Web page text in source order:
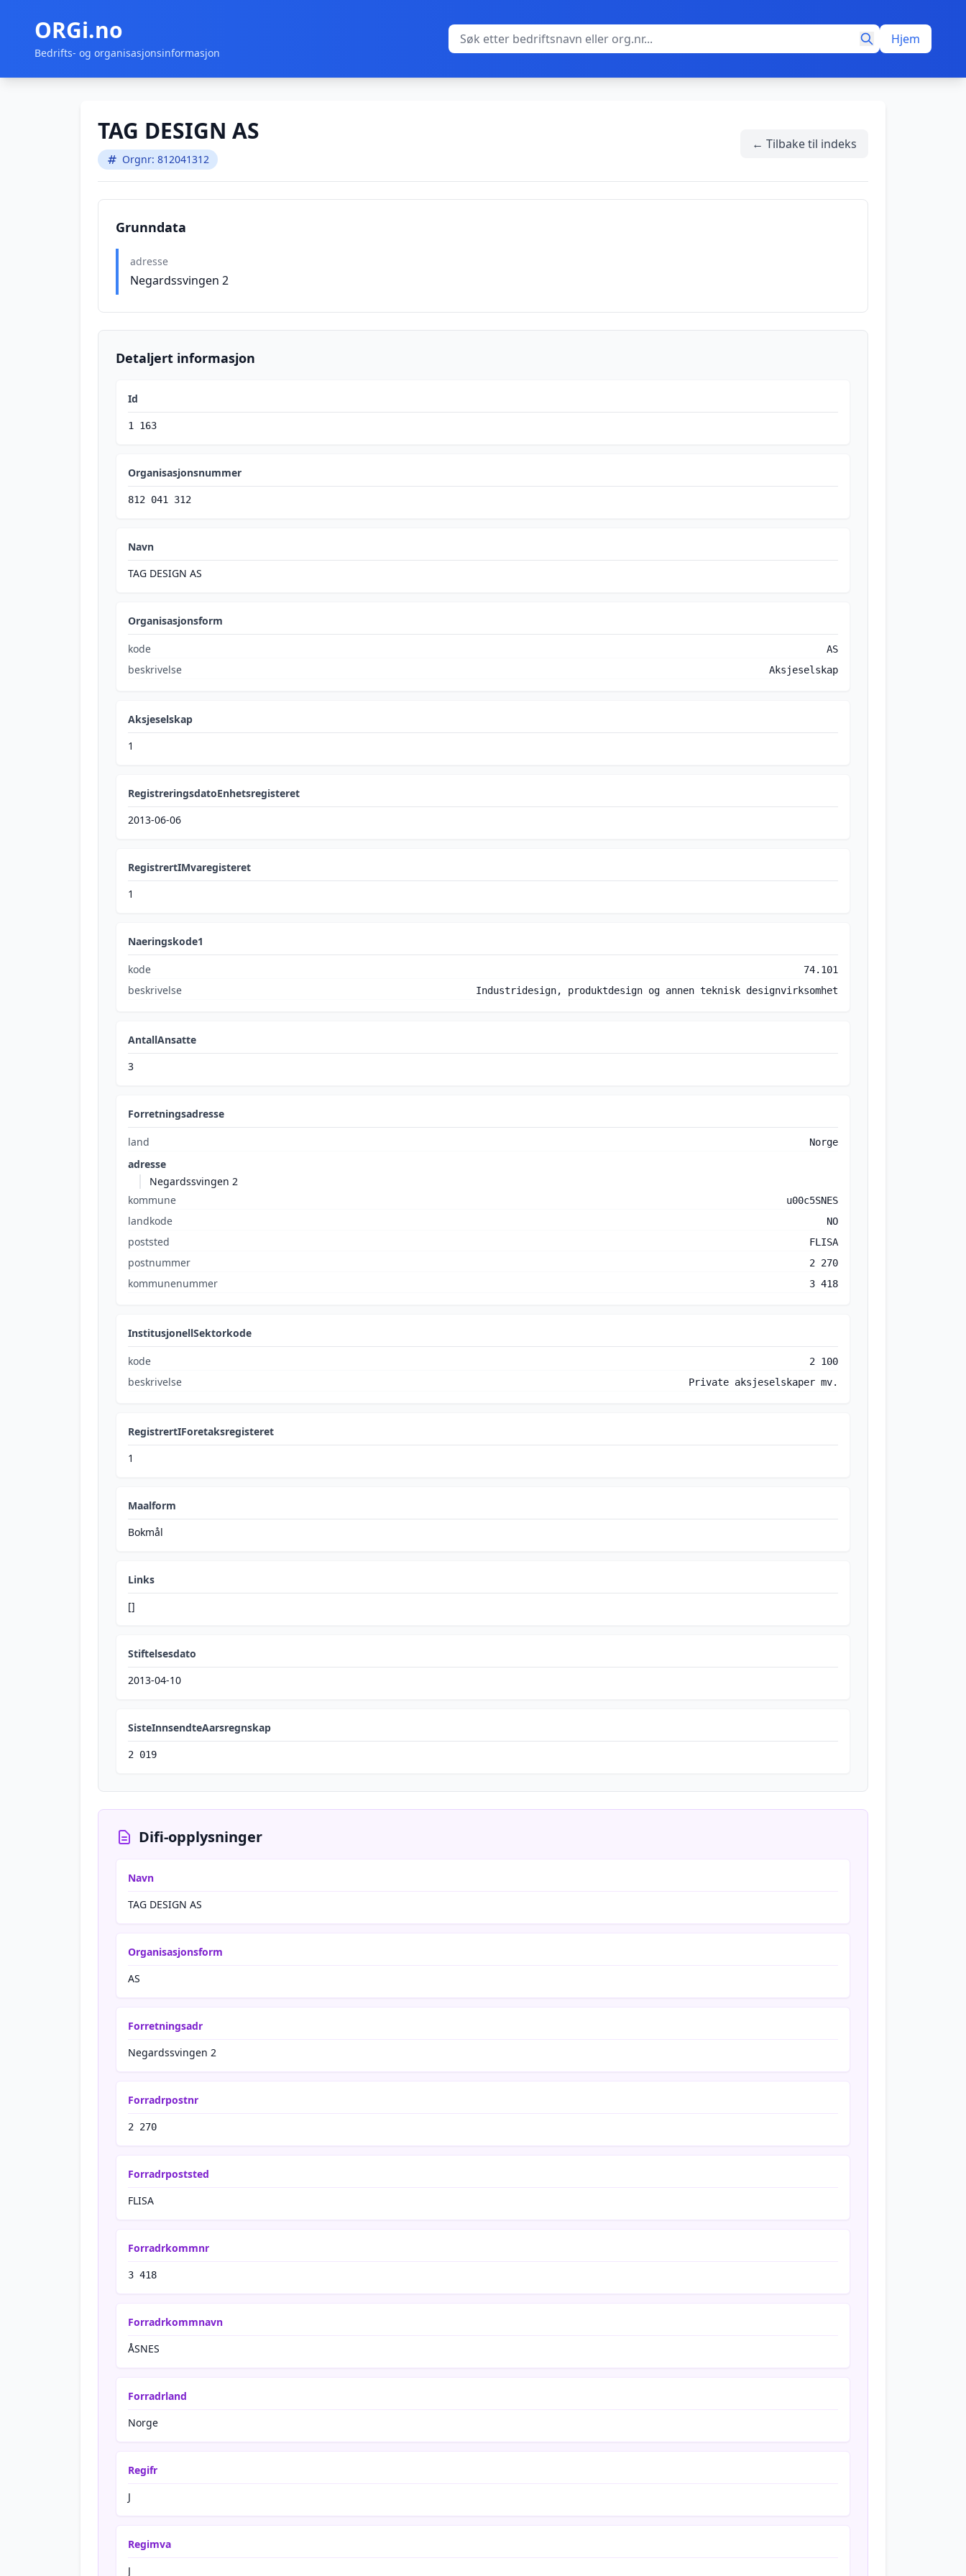
ORGi.no
Bedrifts- og organisasjonsinformasjon
Hjem
TAG DESIGN AS
Orgnr: 812041312
← Tilbake til indeks
Grunndata
adresse
Negardssvingen 2
Detaljert informasjon
Id
1 163
Organisasjonsnummer
812 041 312
Navn
TAG DESIGN AS
Organisasjonsform
kode AS
beskrivelse Aksjeselskap
Aksjeselskap
1
RegistreringsdatoEnhetsregisteret
2013-06-06
RegistrertIMvaregisteret
1
Naeringskode1
kode 74.101
beskrivelse Industridesign, produktdesign og annen teknisk designvirksomhet
AntallAnsatte
3
Forretningsadresse
land Norge
adresse
Negardssvingen 2
kommune
u00c5SNES
landkode NO
poststed FLISA
postnummer 2 270
kommunenummer 3 418
InstitusjonellSektorkode
kode 2 100
beskrivelse Private aksjeselskaper mv.
RegistrertIForetaksregisteret
1
Maalform
Bokmål
Links
[]
Stiftelsesdato
2013-04-10
SisteInnsendteAarsregnskap
2 019
Difi-opplysninger
Navn
TAG DESIGN AS
Organisasjonsform
AS
Forretningsadr
Negardssvingen 2
Forradrpostnr
2 270
Forradrpoststed
FLISA
Forradrkommnr
3 418
Forradrkommnavn
ÅSNES
Forradrland
Norge
Regifr
J
Regimva
J